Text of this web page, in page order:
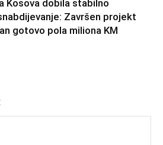
Kosova dobila stabilno
Završen projekt
gotovo pola miliona KM